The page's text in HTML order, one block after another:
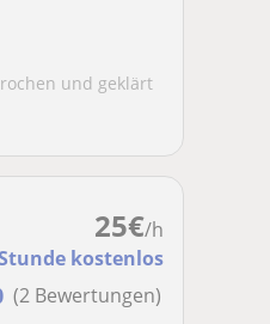
und geklärt
25€/h
kostenlos
(2 Bewertungen)